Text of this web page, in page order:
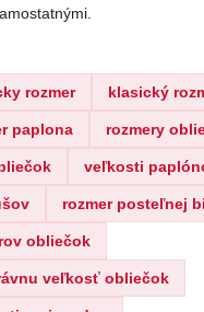
rozmer klasický
paplona rozmery
veľkosti
rozmer posteľnej
obliečok
veľkosť obliečok